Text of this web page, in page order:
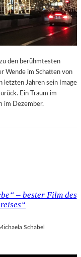
den berühmtesten
Wende im Schatten von
letzten Jahren sein Image
Ein Traum im
im Dezember.
– bester Film des
Schabel